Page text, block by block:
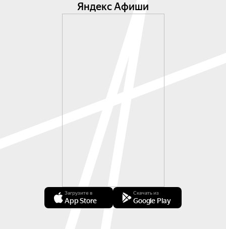
Яндекс Афиши
Загрузите в
App Store
Скачать из
Google Play